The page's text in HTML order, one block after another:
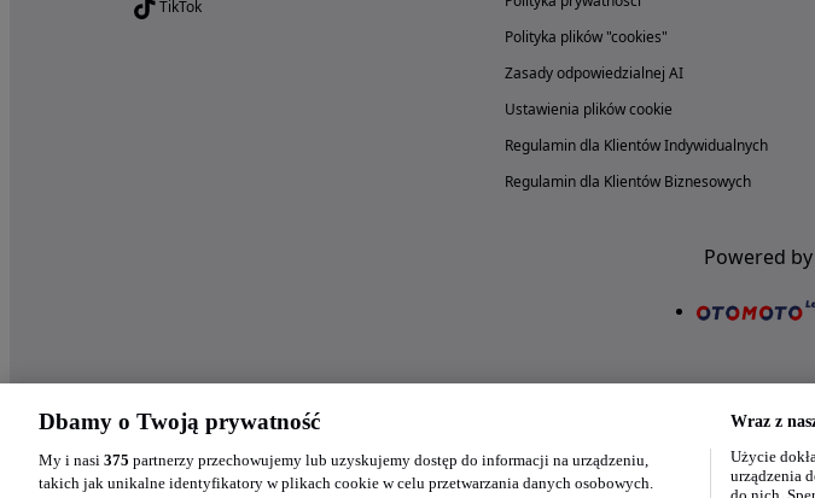
TikTok
Polityka plików "cookies"
Zasady odpowiedzialnej AI
Ustawienia plików cookie
Regulamin dla Klientów Indywidualnych
Regulamin dla Klientów Biznesowych
Powered
Nasze
Dbamy o Twoją prywatność
My i nasi 375 partnerzy przechowujemy lub uzyskujemy dostęp do informacji na urządzeniu,
takich jak unikalne identyfikatory w plikach cookie w celu przetwarzania danych osobowych.
Wraz z
Użycie
urządzenia